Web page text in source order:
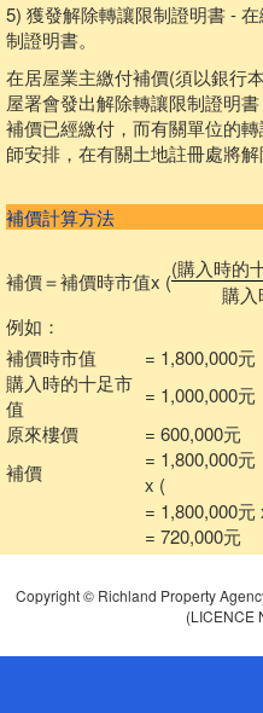
5) 獲發解除轉讓限制證明書 -
制證明書。
在居屋業主繳付補價(須以銀行
屋署會發出解除轉讓限制證明
補價已經繳付，而有關單位的
師安排，在有關土地註冊處將解
補價計算方法
補價＝補價時市值x (
(購入時的
購入
例如：
補價時市值
= 1,800,000元
購入時的十足市
值
= 1,000,000元
原來樓價
= 600,000元
補價
= 1,800,000元
x (
= 1,800,000元
= 720,000元
Copyright © Richland Property
(LICENCE